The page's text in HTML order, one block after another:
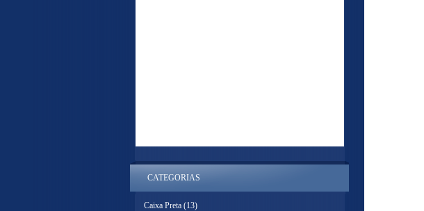
CATEGORIAS
Caixa Preta (13)